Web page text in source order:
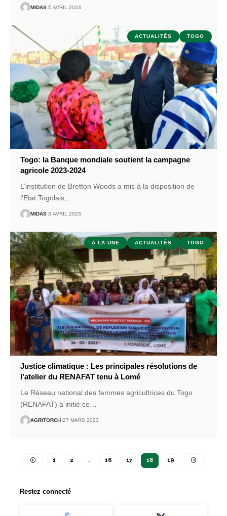
MIDAS 5 AVRIL 2023
ACTUALITÉS TOGO
Togo: la Banque mondiale soutient la campagne
agricole 2023-2024
L’institution de Bretton Woods a mis à la disposition de
l’Etat Togolais,
MIDAS 3 AVRIL 2023
A LA UNE ACTUALITÉS TOGO
Justice climatique : Les principales résolutions de
l’atelier du RENAFAT tenu à Lomé
Le Réseau national des femmes agricultrices du Togo
(RENAFAT) a initié ce
AGRITORCH 27 MARS 2023
1 2 … 16 17 18 19
Restez connecté